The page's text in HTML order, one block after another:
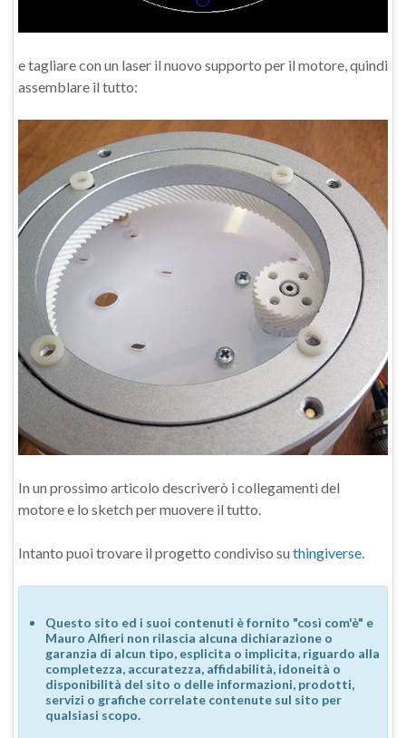
e tagliare con un laser il nuovo supporto per il motore, quindi
assemblare il tutto:
In un prossimo articolo descriverò i collegamenti del
motore e lo sketch per muovere il tutto.
Intanto puoi trovare il progetto condiviso su thingiverse.
Questo sito ed i suoi contenuti è fornito "così com'è" e
Mauro Alfieri non rilascia alcuna dichiarazione o
garanzia di alcun tipo, esplicita o implicita, riguardo alla
completezza, accuratezza, affidabilità, idoneità o
disponibilità del sito o delle informazioni, prodotti,
servizi o grafiche correlate contenute sul sito per
qualsiasi scopo.